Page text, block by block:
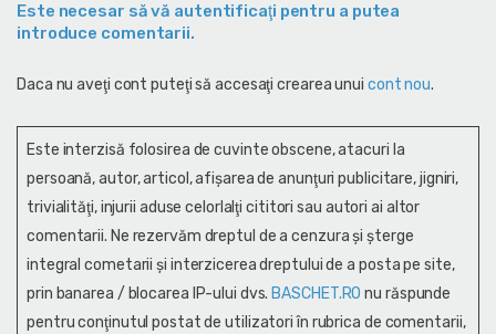
Este necesar să vă autentificaţi pentru a putea
introduce comentarii.
Daca nu aveţi cont puteţi să accesaţi crearea unui cont nou.
Este interzisă folosirea de cuvinte obscene, atacuri la
persoană, autor, articol, afişarea de anunţuri publicitare, jigniri,
trivialităţi, injurii aduse celorlalţi cititori sau autori ai altor
comentarii. Ne rezervăm dreptul de a cenzura și şterge
integral cometarii și interzicerea dreptului de a posta pe site,
prin banarea / blocarea IP-ului dvs.BASCHET.RO nu răspunde
pentru conţinutul postat de utilizatori în rubrica de comentarii,